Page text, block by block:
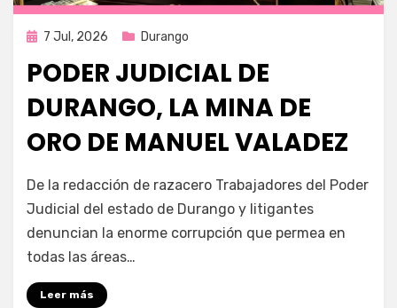
Publicada
7 Jul, 2026 Durango
PODER JUDICIAL DE
DURANGO, LA MINA DE
ORO DE MANUEL VALADEZ
por Fernando Miranda Servín
De la redacción de razacero Trabajadores del Poder
Judicial del estado de Durango y litigantes
denuncian la enorme corrupción que permea en
todas las áreas…
Leer más